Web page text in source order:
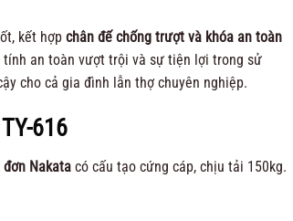
kết hợp chân đế chống trượt và khóa an toàn
tính an toàn vượt trội và sự tiện lợi trong sử
cho cả gia đình lẫn thợ chuyên nghiệp.
616
Nakata có cấu tạo cứng cáp, chịu tải 150kg.